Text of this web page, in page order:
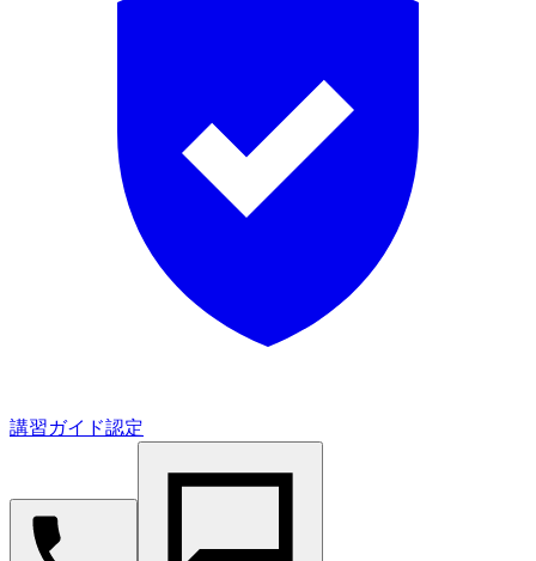
講習ガイド認定